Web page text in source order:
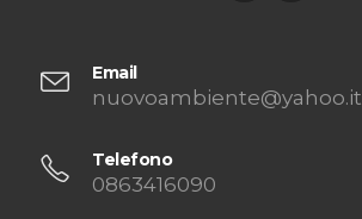
Email
nuovoambiente@yahoo.it
Telefono
0863416090